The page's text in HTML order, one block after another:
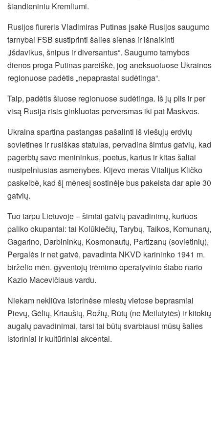
šiandieniniu Kremliumi.
Rusijos fiureris Vladimiras Putinas įsakė Rusijos saugumo
tarnybai FSB sustiprinti šalies sienas ir išnaikinti
„išdavikus, šnipus ir diversantus“. Saugumo tarnybos
dienos proga Putinas pareiškė, jog aneksuotuose Ukrainos
regionuose padėtis „nepaprastai sudėtinga“.
Taip, padėtis šiuose regionuose sudėtinga. Iš jų plis ir per
visą Rusija risis ginkluotas perversmas iki pat Maskvos.
Ukraina spartina pastangas pašalinti iš viešųjų erdvių
sovietines ir rusiškas statulas, pervadina šimtus gatvių, kad
pagerbtų savo menininkus, poetus, karius ir kitas šaliai
nusipelniusias asmenybes. Kijevo meras Vitalijus Kličko
paskelbė, kad šį mėnesį sostinėje bus pakeista dar apie 30
gatvių.
Tuo tarpu Lietuvoje – šimtai gatvių pavadinimų, kuriuos
paliko okupantai: tai Kolūkiečių, Tarybų, Taikos, Komunarų,
Gagarino, Darbininkų, Kosmonautų, Partizanų (sovietinių),
Pergalės ir net gatvė, pavadinta NKVD karininko 1941 m.
birželio mėn. gyventojų trėmimo operatyvinio štabo nario
Kazio Macevičiaus vardu.
Niekam nekliūva istorinėse miestų vietose beprasmiai
Pievų, Gėlių, Kriaušių, Rožių, Rūtų (ne Meilutytės) ir kitokių
augalų pavadinimai, tarsi tai būtų svarbiausi mūsų šalies
istoriniai ir kultūriniai akcentai.